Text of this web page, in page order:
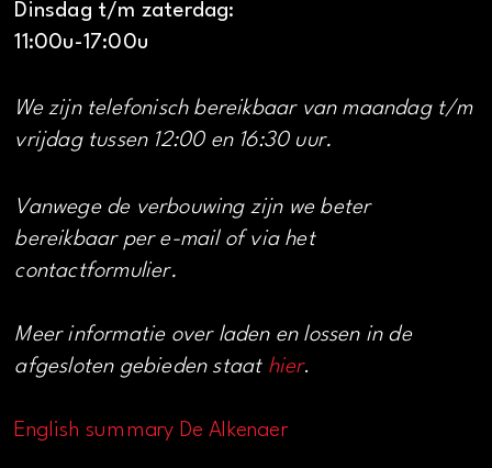
Dinsdag t/m zaterdag:
11:00u-17:00u
We zijn telefonisch bereikbaar van maandag t/m
vrijdag tussen 12:00 en 16:30 uur.
Vanwege de verbouwing zijn we beter
bereikbaar per e-mail of via het
contactformulier.
Meer informatie over laden en lossen in de
afgesloten gebieden staat hier.
English summary De Alkenaer